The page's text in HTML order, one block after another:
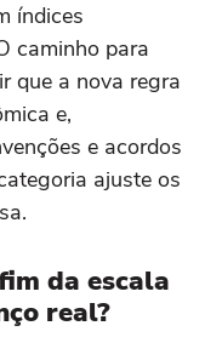
índices
caminho para
que a nova regra
e,
e acordos
ajuste os
da escala
real?